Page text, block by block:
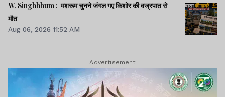
W. Singhbhum : मशरूम चुनने जंगल गए किशोर की वज्रपात से
मौत
Aug 06, 2026 11:52 AM
Advertisement